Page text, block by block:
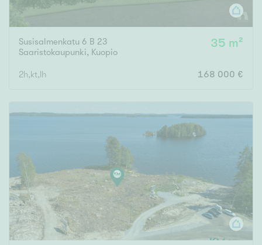
Susisalmenkatu 6 B 23
Saaristokaupunki, Kuopio
35 m²
2h,kt,lh 168 000 €